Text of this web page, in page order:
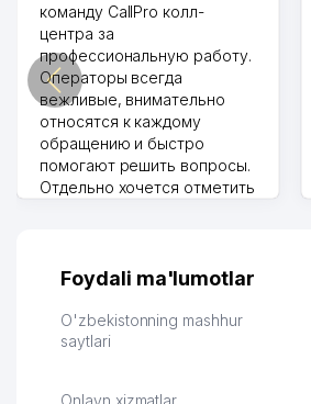
команду CallPro колл-
центра за
профессиональную работу.
Операторы всегда
вежливые, внимательно
относятся к каждому
обращению и быстро
помогают решить вопросы.
Отдельно хочется отметить
их работе значительно
обслуживания клиентов.
Рекомендую этот колл-
Foydali ma'lumotlar
O'zbekistonning mashhur
saytlari
Onlayn xizmatlar